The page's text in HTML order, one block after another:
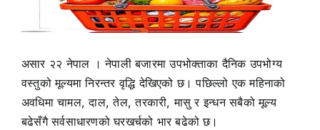
असार २२ नेपाल । नेपाली बजारमा उपभोक्ताका दैनिक उपभोग्य
वस्तुको मूल्यमा निरन्तर वृद्धि देखिएको छ। पछिल्लो एक महिनाको
अवधिमा चामल, दाल, तेल, तरकारी, मासु र इन्धन सबैको मूल्य
बढेसँगै सर्वसाधारणको घरखर्चको भार बढेको छ।